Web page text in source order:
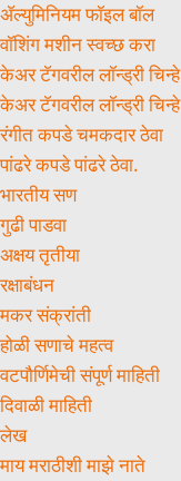
ॲल्युमिनियम फॉइल बॉल
वॉशिंग मशीन स्वच्छ करा
केअर टॅगवरील लॉन्ड्री चिन्हे
केअर टॅगवरील लॉन्ड्री चिन्हे
रंगीत कपडे चमकदार ठेवा
पांढरे कपडे पांढरे ठेवा.
भारतीय सण
गुढी पाडवा
अक्षय तृतीया
रक्षाबंधन
मकर संक्रांती
होळी सणाचे महत्व
वटपौर्णिमेची संपूर्ण माहिती
दिवाळी माहिती
लेख
माय मराठीशी माझे नाते